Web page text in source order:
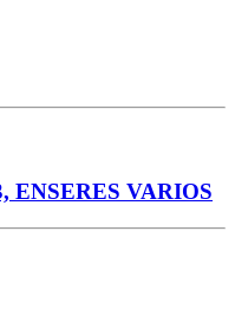
ENSERES VARIOS